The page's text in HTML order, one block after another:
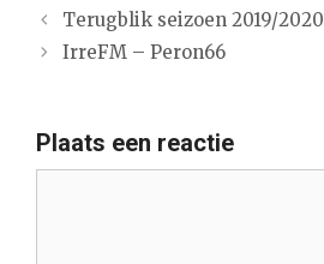
Terugblik seizoen 2019/2020
IrreFM – Peron66
Plaats een reactie